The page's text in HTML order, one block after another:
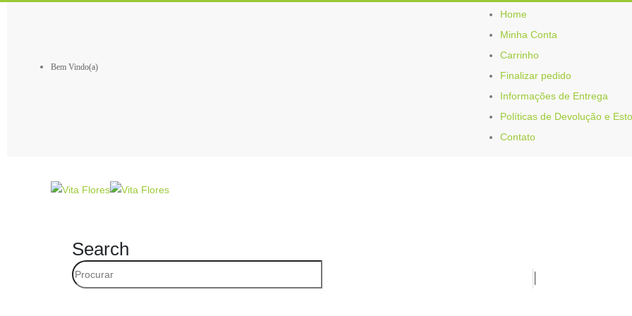
Bem Vindo(a)
Home
Minha Conta
Carrinho
Finalizar pedido
Informações de Entrega
Políticas de Devolução e
Contato
Search